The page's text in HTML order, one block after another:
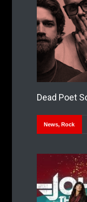
Dead Poet
News, Rock